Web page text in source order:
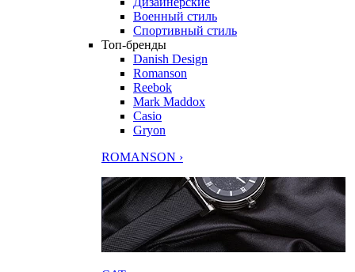
Военный стиль
Спортивный стиль
Топ-бренды
Danish Design
Romanson
Reebok
Mark Maddox
Casio
Gryon
ROMANSON ›